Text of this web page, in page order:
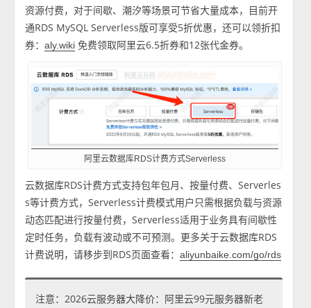
资源付费，对于间歇、潮汐等场景可节省大量成本，目前开
通RDS MySQL Serverless版可享受5折优惠，还可以领折扣
券：aly.wiki 免费领取阿里云6.5折券和12张代金券。
阿里云数据库RDS计费方式Serverless
云数据库RDS计费方式支持包年包月、按量付费、Serverles
s等计费方式，Serverless计费模式用户只需根据负载与资源
动态匹配进行按量付费，Serverless适用于业务具有间歇性
定时任务，负载有波动或不可预测。更多关于云数据库RDS
计费说明，请移步到RDS页面查看：aliyunbaike.com/go/rds
注意：2026云服务器大降价：阿里云99元服务器新老